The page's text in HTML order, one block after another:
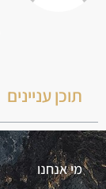
תוכן עניינים
מי אנחנו